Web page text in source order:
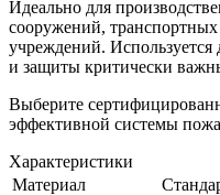
Идеально для
сооружений,
учреждений. Используется
и защиты критически
Выберите
эффективной системы
Характеристики
Материал